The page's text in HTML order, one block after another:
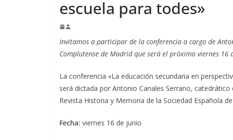
escuela para todes»
Invitamos a participar de la conferencia a cargo de
Complutense de Madrid que será el próximo viernes
La conferencia «La educación secundaria en
será dictada por Antonio Canales Serrano,
Revista Historia y Memoria de la Sociedad Española
Fecha: viernes 16 de junio